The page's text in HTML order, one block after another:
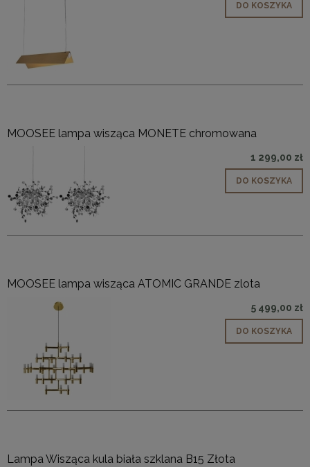
DO KOSZYKA
MOOSEE lampa wisząca MONETE chromowana
1 299,00 zł
DO KOSZYKA
MOOSEE lampa wisząca ATOMIC GRANDE zlota
5 499,00 zł
DO KOSZYKA
Lampa Wisząca kula biała szklana B15 Złota